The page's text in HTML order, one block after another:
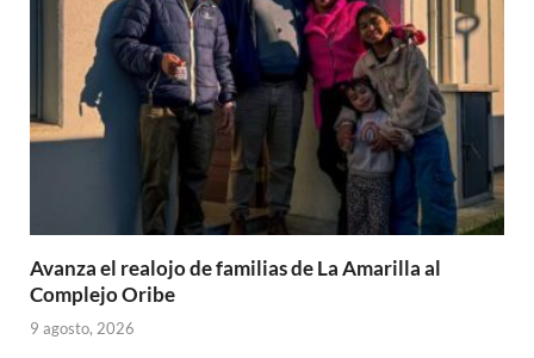
Avanza el realojo de familias de La Amarilla al
Complejo Oribe
9 agosto, 2026